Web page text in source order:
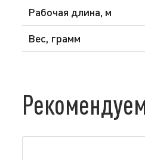
Рабочая длина, м
Вес, грамм